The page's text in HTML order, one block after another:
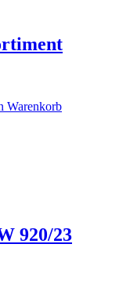
Warenkorb
920/23